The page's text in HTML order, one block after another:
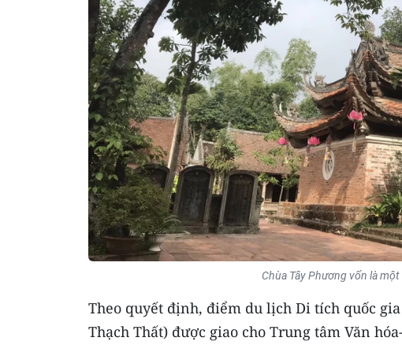
Chùa Tây Phương vốn là
Theo quyết định, điểm du lịch Di tích quốc
Thạch Thất) được giao cho Trung tâm Văn